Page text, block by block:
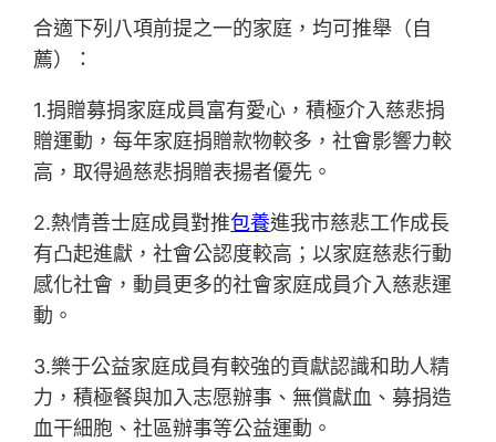
合適下列八項前提之一的家庭，均可推舉（自
薦）：
1.捐贈募捐家庭成員富有愛心，積極介入慈悲捐
贈運動，每年家庭捐贈款物較多，社會影響力較
高，取得過慈悲捐贈表揚者優先。
2.熱情善士庭成員對推包養進我市慈悲工作成長
有凸起進獻，社會公認度較高；以家庭慈悲行動
感化社會，動員更多的社會家庭成員介入慈悲運
動。
3.樂于公益家庭成員有較強的貢獻認識和助人精
力，積極餐與加入志愿辦事、無償獻血、募捐造
血干細胞、社區辦事等公益運動。